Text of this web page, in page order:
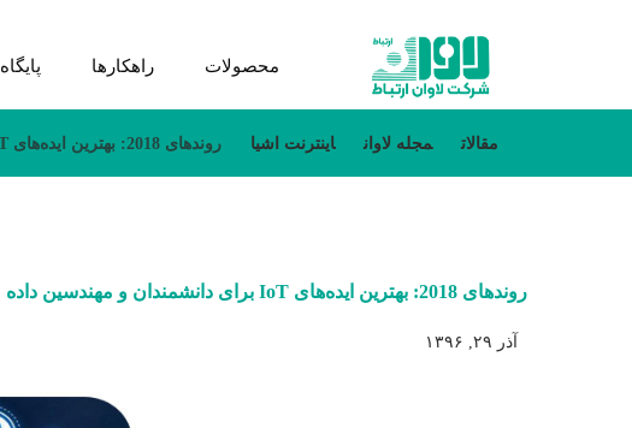
محصولات راهکارها
مقالات مجله لاوان اینترنت اشیا روندهای 2018: بهترین ایده‌های IoT برای دانشمندان و مهندسین داده
روندهای 2018: بهترین ایده‌های IoT برای دانشمندان و مهندسین داده
آذر ۲۹, ۱۳۹۶